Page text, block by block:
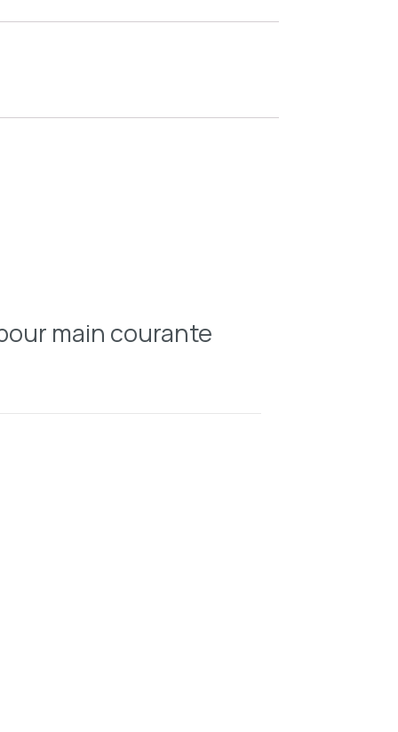
main courante